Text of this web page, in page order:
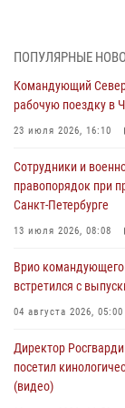
выпуска «Легенды
07 августа 2026, 12:00
Смольного собора в
07 августа 2026, 11:34
В Курске
07 августа 2026, 11:33
Рэпер ST посетил
07 августа 2026, 11:18
ПОПУЛЯРНЫЕ
Командующий
рабочую поездку в
23 июля 2026, 16:10
Сотрудники и
правопорядок при
Санкт-Петербурге
13 июля 2026, 08:08
Врио командующего
встретился с
04 августа 2026, 05:00
Директор
посетил
(видео)